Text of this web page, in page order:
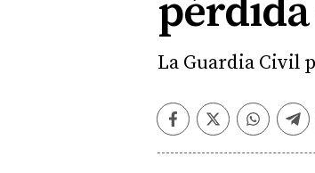
La Guardia Civil
Facebook
Twitter